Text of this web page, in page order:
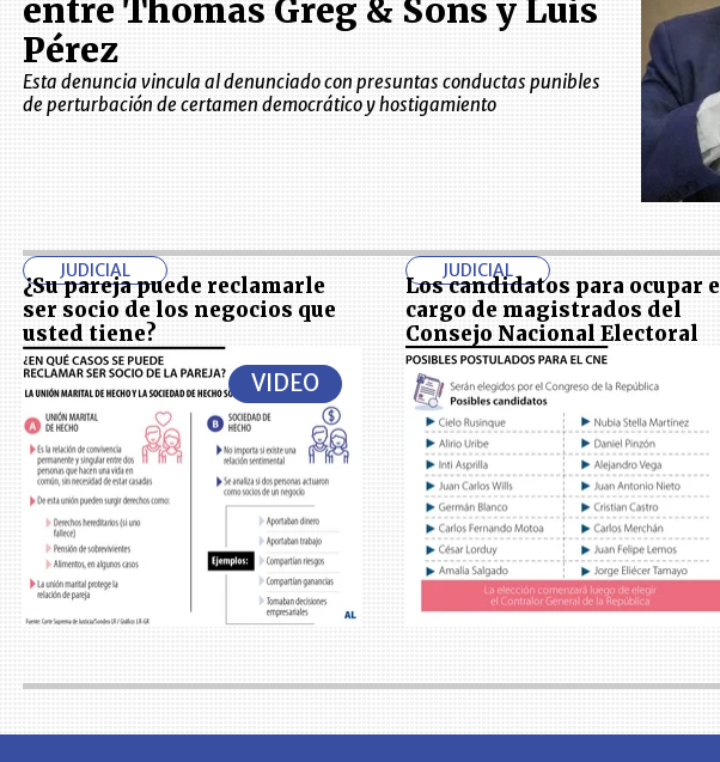
entre Thomas Greg & Sons y Luis
Pérez
Esta denuncia vincula al denunciado con presuntas conductas punibles
de perturbación de certamen democrático y hostigamiento
JUDICIAL
¿Su pareja puede reclamarle
ser socio de los negocios que
usted tiene?
VIDEO
JUDICIAL
Los candidatos para ocupar
cargo de magistrados del
Consejo Nacional Electoral